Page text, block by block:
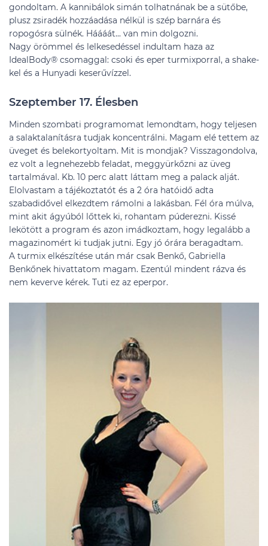
gondoltam. A kannibálok simán tolhatnának be a sütőbe,
plusz zsiradék hozzáadása nélkül is szép barnára és
ropogósra sülnék. Háááát... van min dolgozni.
Nagy örömmel és lelkesedéssel indultam haza az
IdealBody® csomaggal: csoki és eper turmixporral, a shake-
kel és a Hunyadi keserűvízzel.
Szeptember 17. Élesben
Minden szombati programomat lemondtam, hogy teljesen
a salaktalanításra tudjak koncentrálni. Magam elé tettem az
üveget és belekortyoltam. Mit is mondjak? Visszagondolva,
ez volt a legnehezebb feladat, meggyürkőzni az üveg
tartalmával. Kb. 10 perc alatt láttam meg a palack alját.
Elolvastam a tájékoztatót és a 2 óra hatóidő adta
szabadidővel elkezdtem rámolni a lakásban. Fél óra múlva,
mint akit ágyúból lőttek ki, rohantam púderezni. Kissé
lekötött a program és azon imádkoztam, hogy legalább a
magazinomért ki tudjak jutni. Egy jó órára beragadtam.
A turmix elkészítése után már csak Benkő, Gabriella
Benkőnek hivattatom magam. Ezentúl mindent rázva és
nem keverve kérek. Tuti ez az eperpor.